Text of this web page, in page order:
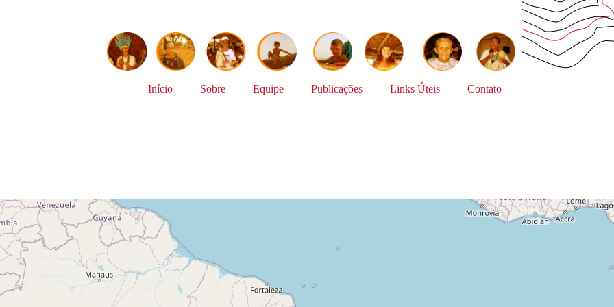
Início Sobre Equipe Publicações Links Úteis Contato